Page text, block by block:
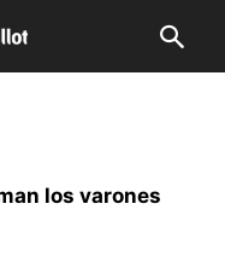
los varones